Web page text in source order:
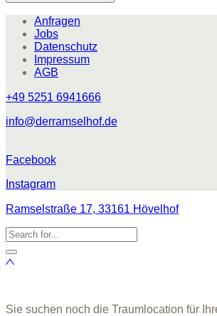
Anfragen
Jobs
Datenschutz
Impressum
AGB
+49 5251 6941666
info@derramselhof.de
Facebook
Instagram
Ramselstraße 17, 33161 Hövelhof
Sie suchen noch die Traumlocation für